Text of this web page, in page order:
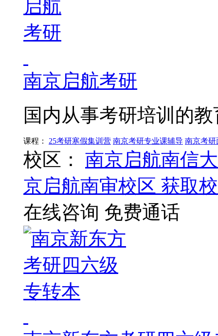
南京启航考研
国内从事考研培训的
课程： 25考研寒假集训营 南京考研专业课辅导 南京考研
校区：
南京启航南信
京启航南审校区 获取
在线咨询 免费通话